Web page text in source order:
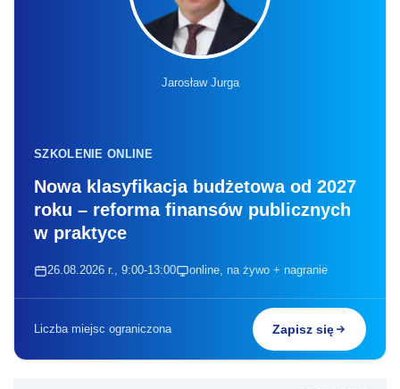
Jarosław Jurga
SZKOLENIE ONLINE
Nowa klasyfikacja budżetowa od 2027
roku – reforma finansów publicznych
w praktyce
26.08.2026 r., 9:00-13:00 online, na żywo + nagranie
Liczba miejsc ograniczona Zapisz się